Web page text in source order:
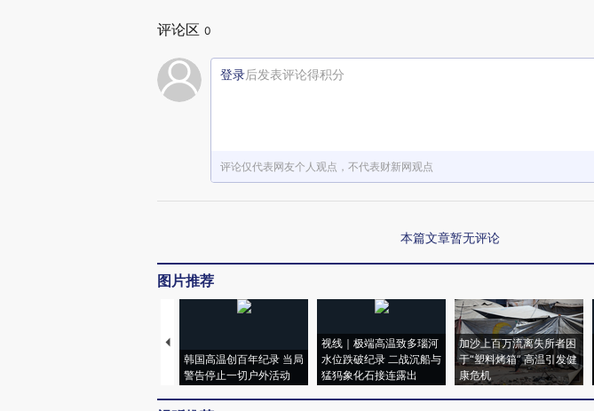
赞赏激励一下
评论区 0
登录后发表评论得积分
评论仅代表网友个人观点，不代表财新网观点
本篇文章暂无评论
图片推荐
韩国高温创百年纪录 当局
警告停止一切户外活动
视线｜极端高温致多瑙河
水位跌破纪录 二战沉船与
猛犸象化石接连露出
加沙上百万流离失所者困
于“塑料烤箱” 高温引发健
康危机